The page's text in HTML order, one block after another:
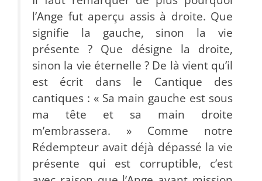
l’Ange fut aperçu assis à droite. Que
signifie la gauche, sinon la vie
présente ? Que désigne la droite,
sinon la vie éternelle ? De là vient qu’il
est écrit dans le Cantique des
cantiques : « Sa main gauche est sous
ma tête et sa main droite
m’embrassera. » Comme notre
Rédempteur avait déjà dépassé la vie
présente qui est corruptible, c’est